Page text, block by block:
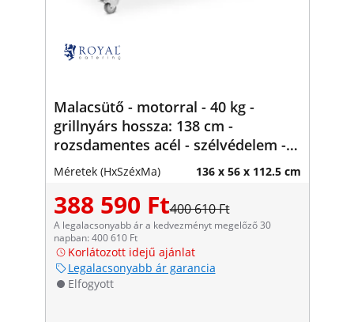
Malacsütő - motorral - 40 kg -
grillnyárs hossza: 138 cm -
rozsdamentes acél - szélvédelem -
Royal Catering
Méretek (HxSzéxMa) 136 x 56 x 112.5 cm
388 590 Ft400 610 Ft
A legalacsonyabb ár a kedvezményt megelőző 30
napban: 400 610 Ft
Korlátozott idejű ajánlat
Legalacsonyabb ár garancia
Elfogyott